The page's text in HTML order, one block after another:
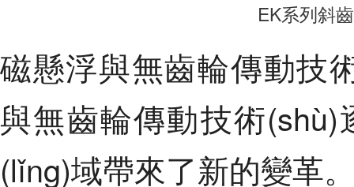
EK系列斜
磁懸浮與無齒輪傳動技
與無齒輪傳動技術(shù)逐
(lǐng)域帶來了新的變革